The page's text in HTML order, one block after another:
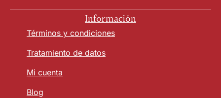
Información
Términos y condiciones
Tratamiento de datos
Mi cuenta
Blog